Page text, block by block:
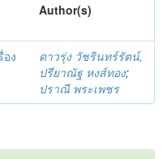
Author(s)
ง
ดาวรุ่ง วัชรินทร์รัตน์,
ปรียาณัฐ หงส์ทอง;
ปราณี พระเพชร